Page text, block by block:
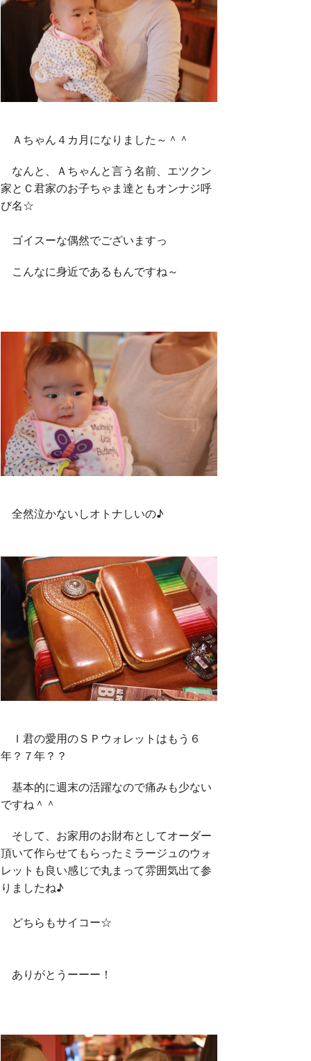
Ａちゃん４カ月になりました～＾＾
なんと、Ａちゃんと言う名前、エツクン
家とＣ君家のお子ちゃま達ともオンナジ呼
び名☆
ゴイスーな偶然でございますっ
こんなに身近であるもんですね～
全然泣かないしオトナしいの♪
Ｉ君の愛用のＳＰウォレットはもう６
年？７年？？
基本的に週末の活躍なので痛みも少ない
ですね＾＾
そして、お家用のお財布としてオーダー
頂いて作らせてもらったミラージュのウォ
レットも良い感じで丸まって雰囲気出て参
りましたね♪
どちらもサイコー☆
ありがとうーーー！